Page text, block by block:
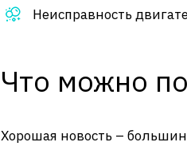
Неисправность
Что можно
Хорошая новость –